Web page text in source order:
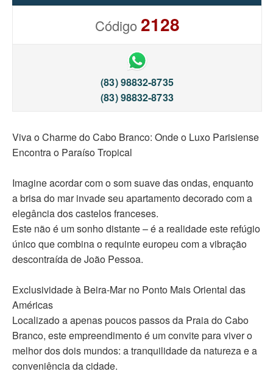
Código2128
(83) 98832-8735
(83) 98832-8733
Viva o Charme do Cabo Branco: Onde o Luxo Parisiense
Encontra o Paraíso Tropical
Imagine acordar com o som suave das ondas, enquanto
a brisa do mar invade seu apartamento decorado com a
elegância dos castelos franceses.
Este não é um sonho distante – é a realidade este refúgio
único que combina o requinte europeu com a vibração
descontraída de João Pessoa.
Exclusividade à Beira-Mar no Ponto Mais Oriental das
Américas
Localizado a apenas poucos passos da Praia do Cabo
Branco, este empreendimento é um convite para viver o
melhor dos dois mundos: a tranquilidade da natureza e a
conveniência da cidade.